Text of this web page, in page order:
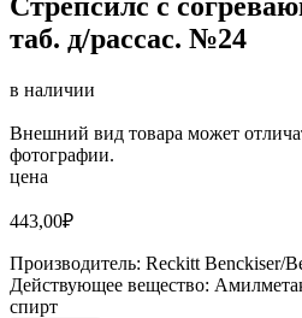
таб. д/рассас. №24
в наличии
Внешний вид товара может
фотографии.
цена
443,00₽
Производитель: Reckitt Benckiser/
Действующее вещество:
спирт